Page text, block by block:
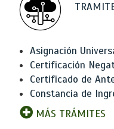
Asignación
Certificación
Certificado de
Constancia de
MÁS TRÁMITES